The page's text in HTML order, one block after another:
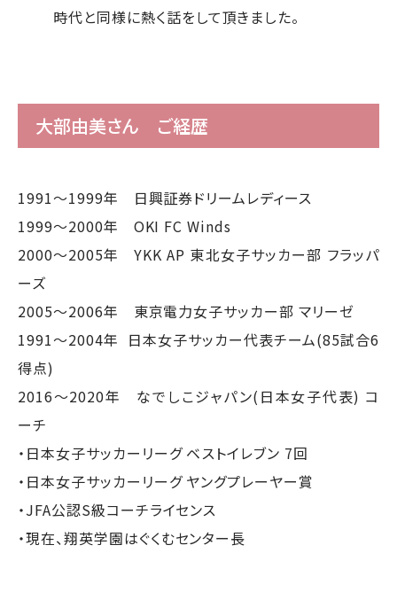
時代と同様に熱く話をして頂きました。
大部由美さん ご経歴
1991～1999年 日興証券ドリームレディース
1999～2000年 OKI FC Winds
2000～2005年 YKK AP 東北女子サッカー部 フラッパ
ーズ
2005～2006年 東京電力女子サッカー部 マリーゼ
1991～2004年 日本女子サッカー代表チーム(85試合6
得点)
2016～2020年 なでしこジャパン(日本女子代表) コ
ーチ
・日本女子サッカーリーグ ベストイレブン 7回
・日本女子サッカーリーグ ヤングプレーヤー賞
・JFA公認S級コーチライセンス
・現在、翔英学園はぐくむセンター長